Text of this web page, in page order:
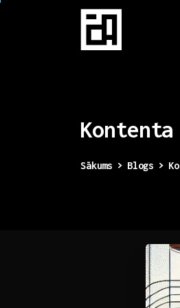
Kontenta
Sākums Blogs